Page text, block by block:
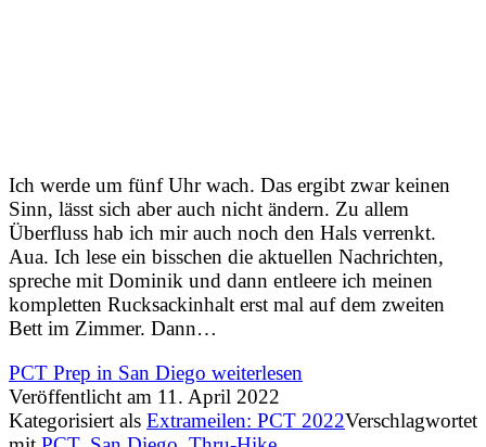
Ich werde um fünf Uhr wach. Das ergibt zwar keinen
Sinn, lässt sich aber auch nicht ändern. Zu allem
Überfluss hab ich mir auch noch den Hals verrenkt.
Aua. Ich lese ein bisschen die aktuellen Nachrichten,
spreche mit Dominik und dann entleere ich meinen
kompletten Rucksackinhalt erst mal auf dem zweiten
Bett im Zimmer. Dann…
PCT Prep in San Diego weiterlesen
Veröffentlicht am 11. April 2022
Kategorisiert als Extrameilen: PCT 2022Verschlagwortet